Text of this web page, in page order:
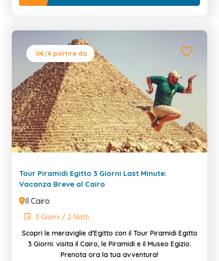
0€/A partire da
Tour Piramidi Egitto 3 Giorni Last Minute:
Vacanza Breve al Cairo
Il Cairo
3 Giorni / 2 Notti
Scopri le meraviglie d’Egitto con il Tour Piramidi Egitto
3 Giorni: visita il Cairo, le Piramidi e il Museo Egizio.
Prenota ora la tua avventura!